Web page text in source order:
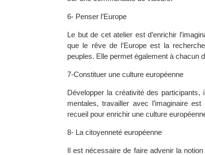
6- Penser l’Europe
Le but de cet atelier est d’enrichir
que le rêve de l’Europe est la
peuples. Elle permet également à chacun
7-Constituer une culture européenne
Développer la créativité des
mentales, travailler avec l’imaginaire
recueil pour enrichir une culture
8- La citoyenneté européenne
Il est nécessaire de faire advenir la